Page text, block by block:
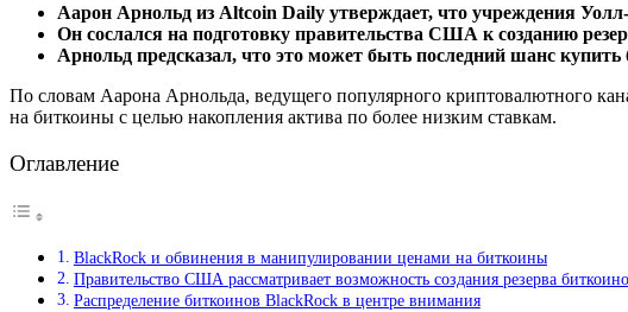
Аарон Арнольд из Altcoin Daily утверждает, что учреждения
Он сослался на подготовку правительства США к созданию
Арнольд предсказал, что это может быть последний шанс
По словам Аарона Арнольда, ведущего популярного криптовалютного
на биткоины с целью накопления актива по более низким ставкам.
Оглавление
BlackRock и обвинения в манипулировании ценами на биткоины
Правительство США рассматривает возможность создания резерва
Распределение биткоинов BlackRock в центре внимания